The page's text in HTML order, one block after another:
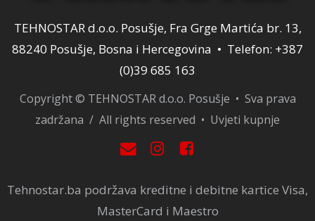
TEHNOSTAR d.o.o. Posušje, Fra Grge Martića br. 13,
88240 Posušje, Bosna i Hercegovina • Telefon: +387
(0)39 685 163
Copyright © TEHNOSTAR d.o.o. Posušje • Sva prava
zadržana / All rights reserved • Uvjeti kupnje
Tehnostar.ba podržava kreditne i debitne kartice Visa,
MasterCard i Maestro